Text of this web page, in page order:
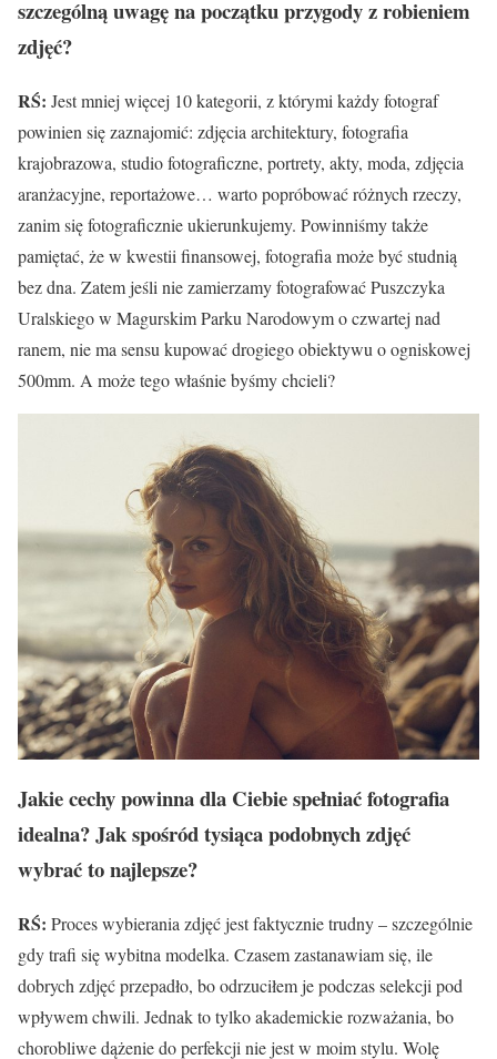
szczególną uwagę na początku przygody z robieniem
zdjęć?
RŚ: Jest mniej więcej 10 kategorii, z którymi każdy fotograf
powinien się zaznajomić: zdjęcia architektury, fotografia
krajobrazowa, studio fotograficzne, portrety, akty, moda, zdjęcia
aranżacyjne, reportażowe… warto popróbować różnych rzeczy,
zanim się fotograficznie ukierunkujemy. Powinniśmy także
pamiętać, że w kwestii finansowej, fotografia może być studnią
bez dna. Zatem jeśli nie zamierzamy fotografować Puszczyka
Uralskiego w Magurskim Parku Narodowym o czwartej nad
ranem, nie ma sensu kupować drogiego obiektywu o ogniskowej
500mm. A może tego właśnie byśmy chcieli?
Jakie cechy powinna dla Ciebie spełniać fotografia
idealna? Jak spośród tysiąca podobnych zdjęć
wybrać to najlepsze?
RŚ: Proces wybierania zdjęć jest faktycznie trudny – szczególnie
gdy trafi się wybitna modelka. Czasem zastanawiam się, ile
dobrych zdjęć przepadło, bo odrzuciłem je podczas selekcji pod
wpływem chwili. Jednak to tylko akademickie rozważania, bo
chorobliwe dążenie do perfekcji nie jest w moim stylu. Wolę